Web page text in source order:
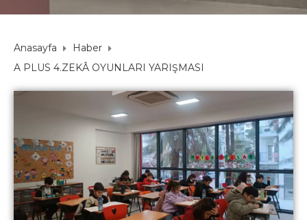
Anasayfa
Haber
A PLUS 4.ZEKÂ OYUNLARI YARIŞMASI